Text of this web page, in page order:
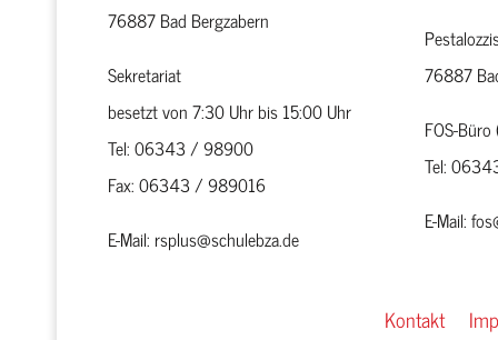
76887 Bad Bergzabern
Sekretariat
besetzt von 7:30 Uhr bis 15:00 Uhr
Tel: 06343 / 98900
Fax: 06343 / 989016
E-Mail: rsplus@schulebza.de
76887
FOS-
Tel:
E-Mail:
Kontakt